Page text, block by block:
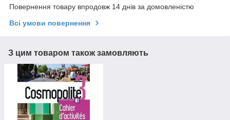
Повернення товару впродовж 14 днів за домовленістю
Всі умови повернення
З цим товаром також замовляють